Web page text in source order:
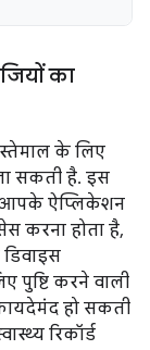
का
के लिए
सकती है. इस
आपके ऐप्लिकेशन
करना होता है,
पुष्टि करने वाली
हो सकती
रिकॉर्ड